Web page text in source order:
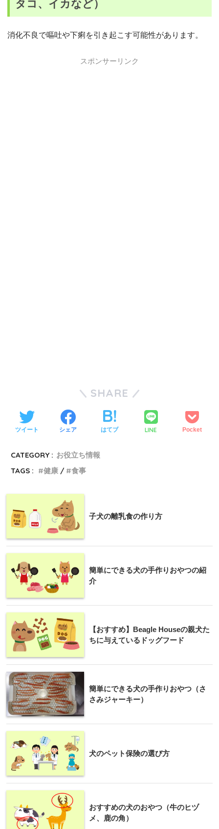
タコ、イカなど）
消化不良で嘔吐や下痢を引き起こす可能性があります。
スポンサーリンク
SHARE
ツイート シェア はてブ LINE Pocket
CATEGORY : お役立ち情報
TAGS :
健康 食事
子犬の離乳食の作り方
簡単にできる犬の手作りおやつの紹
介
【おすすめ】Beagle Houseの親犬た
ちに与えているドッグフード
簡単にできる犬の手作りおやつ（さ
さみジャーキー）
犬のペット保険の選び方
おすすめの犬のおやつ（牛のヒヅ
メ、鹿の角）